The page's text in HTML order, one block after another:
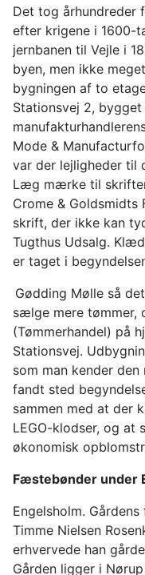
Det tog århundreder
efter krigene i 1600-
jernbanen til Vejle i
byen, men ikke
bygningen af to
Stationsvej 2, bygget
Mode &
var der lejligheder til
Læg mærke til
Crome & Goldsmidts
skrift, der ikke kan
Tugthus Udsalg.
er taget i
Gødding Mølle så
sælge mere tømmer,
(Tømmerhandel) på
Stationsvej.
som man kender den
fandt sted
sammen med at der
LEGO-klodser, og at
økonomisk
Fæstebønder under
Engelsholm.
Timme Nielsen
erhvervede han
Gården ligger i